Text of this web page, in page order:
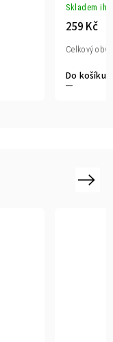
Skladem
259 Kč
Do košíku
Celkový
Next